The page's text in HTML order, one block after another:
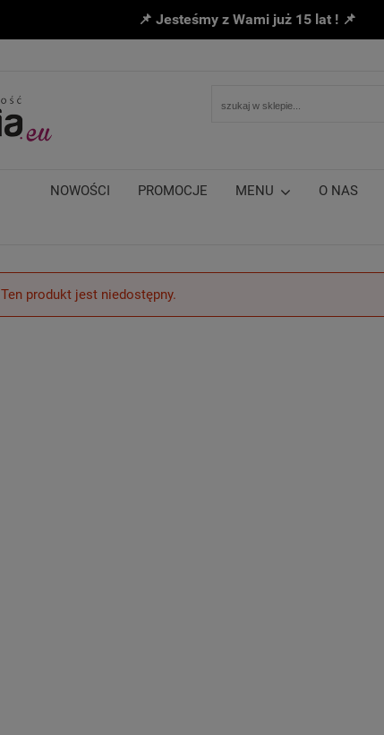
📌 Jesteśmy z Wami już 15 lat ! 📌
NOWOŚCI PROMOCJE MENU O NAS
Ten produkt jest niedostępny.